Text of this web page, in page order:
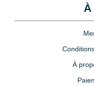
À